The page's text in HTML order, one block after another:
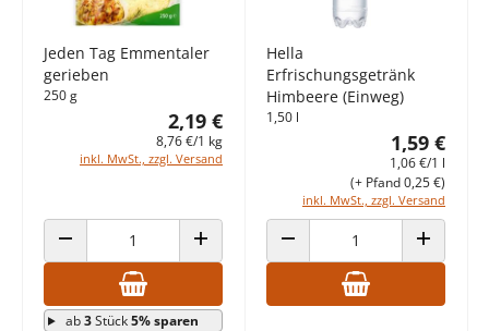
Jeden Tag Emmentaler
gerieben
250 g
2,19 €
8,76 €/1 kg
inkl. MwSt., zzgl. Versand
ANZAHL VERRINGERN ANZAHL ERHÖHEN
ab3Stück5% sparen
Hella
Erfrischungsgetränk
Himbeere (Einweg)
1,50 l
1,59 €
1,06 €/1 l
inkl. MwSt., zzgl. Versand
(+ Pfand 0,25 €)
ANZAHL VERRINGERN ANZAHL